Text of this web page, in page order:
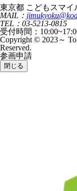
東京都 こどもスマイ
MAIL：
TEL：03-5213-0815
受付時間：
Copyright © 2023～
Reserved.
参画申請
閉じる